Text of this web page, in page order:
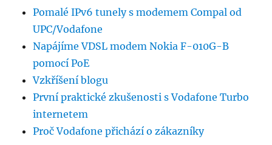
Pomalé IPv6 tunely s modemem Compal od
UPC/Vodafone
Napájíme VDSL modem Nokia F-010G-B
pomocí PoE
Vzkříšení blogu
První praktické zkušenosti s Vodafone Turbo
internetem
Proč Vodafone přichází o zákazníky